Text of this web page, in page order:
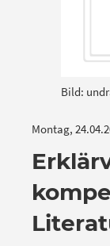
Montag,
Bild: